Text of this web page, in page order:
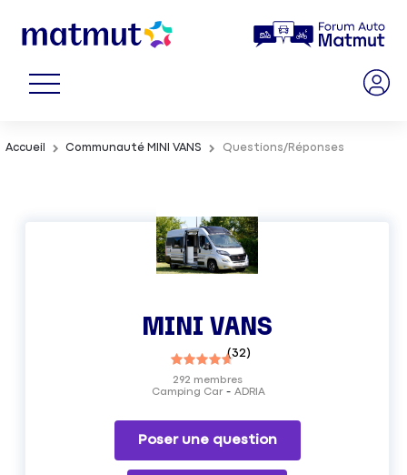
Accueil Communauté MINI VANS Questions/Réponses
MINI VANS
(32)
Camping Car ADRIA
292 membres
Poser une question